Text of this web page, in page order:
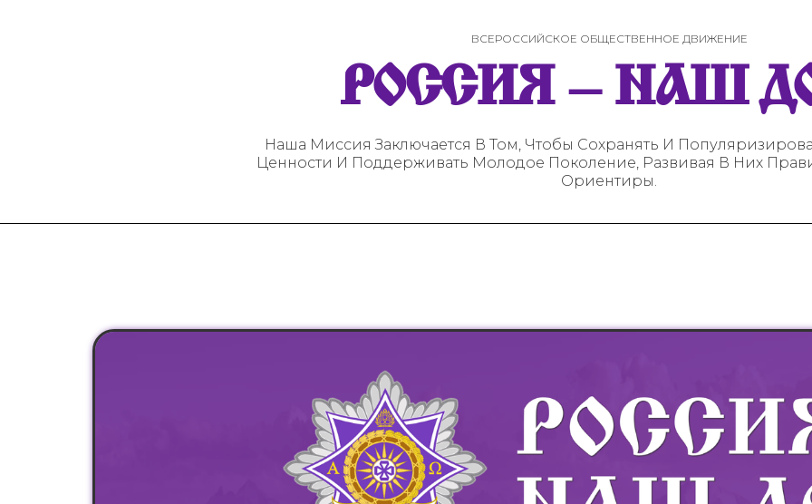
ВСЕРОССИЙСКОЕ ОБЩЕСТВЕННОЕ ДВИЖЕНИЕ
РОССИЯ – НАШ
Наша Миссия Заключается В Том, Чтобы Сохранять И
Ценности И Поддерживать Молодое Поколение, Развивая В Них
Ориентиры.